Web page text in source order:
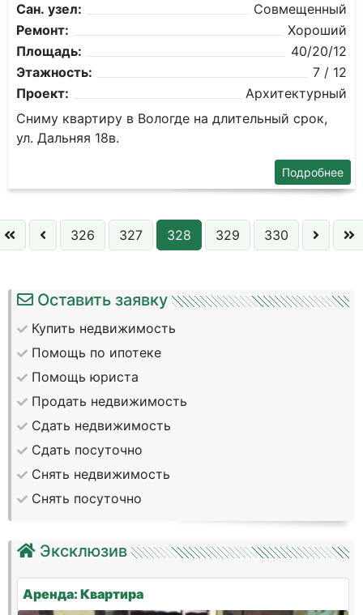
Сан. узел:
Совмещенный
Ремонт:
Хороший
Площадь:
40/20/12
Этажность:
7 / 12
Проект:
Архитектурный
Сниму квартиру в Вологде на длительный срок,
ул. Дальняя 18в.
Подробнее
326 327 328 329 330
Оставить заявку
Купить недвижимость
Помощь по ипотеке
Помощь юриста
Продать недвижимость
Сдать недвижимость
Сдать посуточно
Снять недвижимость
Снять посуточно
Эксклюзив
Аренда: Квартира